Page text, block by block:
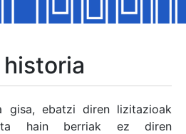
gisa, ebatzi diren lizitazioak
hain berriak ez diren